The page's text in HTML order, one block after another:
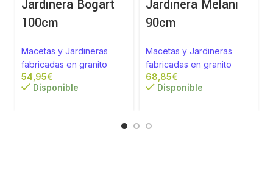
Jardinera Bogart
100cm
Macetas y Jardineras
fabricadas en granito
€
Disponible
Jardinera Melani
90cm
Macetas y Jardineras
fabricadas en granito
€
Disponible